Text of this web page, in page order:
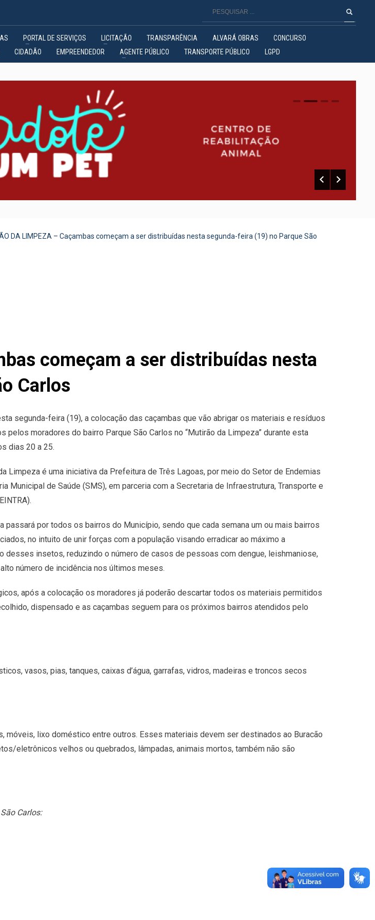
PORTAL DE SERVIÇOS LICITAÇÃO TRANSPARÊNCIA ALVARÁ OBRAS
CONCURSO
CIDADÃO EMPREENDEDOR AGENTE PÚBLICO TRANSPORTE PÚBLICO LGPD
0 1 2
DA LIMPEZA – Caçambas começam a ser distribuídas nesta segunda-feira (19) no Parque São
começam a ser distribuídas nesta
Carlos
segunda-feira (19), a colocação das caçambas que vão abrigar os materiais e resíduos
pelos moradores do bairro Parque São Carlos no “Mutirão da Limpeza” durante esta
dias 20 a 25.
Limpeza é uma iniciativa da Prefeitura de Três Lagoas, por meio do Setor de Endemias
Municipal de Saúde (SMS), em parceria com a Secretaria de Infraestrutura, Transporte e
passará por todos os bairros do Município, sendo que cada semana um ou mais bairros
no intuito de unir forças com a população visando erradicar ao máximo a
desses insetos, reduzindo o número de casos de pessoas com dengue, leishmaniose,
número de incidência nos últimos meses.
após a colocação os moradores já poderão descartar todos os materiais permitidos
dispensado e as caçambas seguem para os próximos bairros atendidos pelo
vasos, pias, tanques, caixas d’água, garrafas, vidros, madeiras e troncos secos
móveis, lixo doméstico entre outros. Esses materiais devem ser destinados ao Buracão
eletrônicos velhos ou quebrados, lâmpadas, animais mortos, também não são
Carlos: